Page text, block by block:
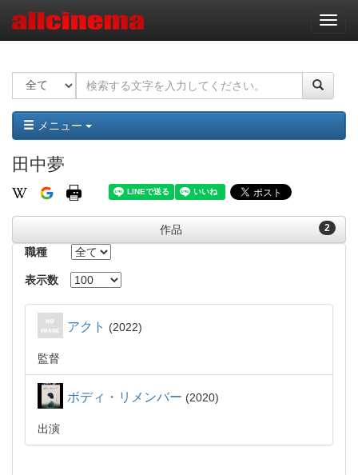
ナ
ビ
ー
ョ
ン
メニュー
田中夢
2
作品
職種
表示数
アクト 2022
監督
ボディ・リメンバー 2020
出演